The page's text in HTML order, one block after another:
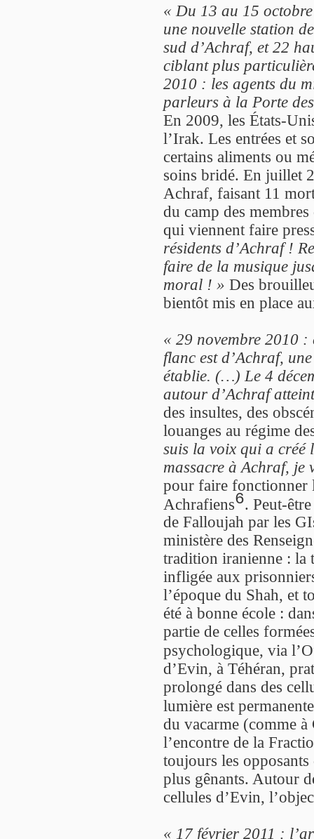
« Du 13 au 15
une nouvelle station
sud d’Achraf, et 22
ciblant plus
2010 : les agents du
parleurs à la Porte
En 2009, les États-
l’Irak. Les entrées et
certains aliments ou
soins bridé. En juillet
Achraf, faisant 11
du camp des
qui viennent faire
résidents d’Achraf !
faire de la musique
moral ! » Des
bientôt mis en place
« 29 novembre 2010
flanc est d’Achraf,
établie. (…) Le 4
autour d’Achraf
des insultes, des
louanges au régime
suis la voix qui a créé
massacre à Achraf, je
pour faire fonctionner
Achrafiens6. Peut-
de Falloujah par les
ministère des
tradition iranienne : la
infligée aux
l’époque du Shah, et
été à bonne école :
partie de celles
psychologique, via
d’Evin, à Téhéran,
prolongé dans des
lumière est permanente
du vacarme (comme
l’encontre de la
toujours les
plus gênants. Autour
cellules d’Evin,
« 17 février 2011 :